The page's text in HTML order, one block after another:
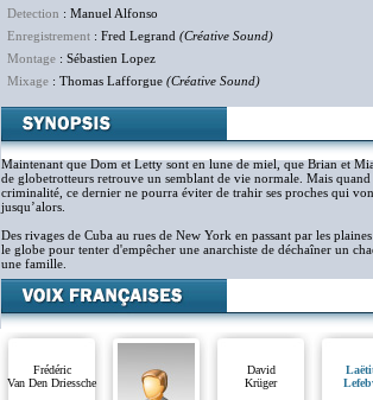
Detection : Manuel Alfonso
Enregistrement : Fred Legrand (Créative Sound)
Montage : Sébastien Lopez
Mixage : Thomas Lafforgue (Créative Sound)
Maintenant que Dom et Letty sont en lune de miel, que Brian et
de globetrotteurs retrouve un semblant de vie normale. Mais
criminalité, ce dernier ne pourra éviter de trahir ses proches qui
jusqu’alors.
Des rivages de Cuba au rues de New York en passant par les
le globe pour tenter d'empêcher une anarchiste de déchaîner un
une famille.
Frédéric
Van Den Driessche
David
Krüger